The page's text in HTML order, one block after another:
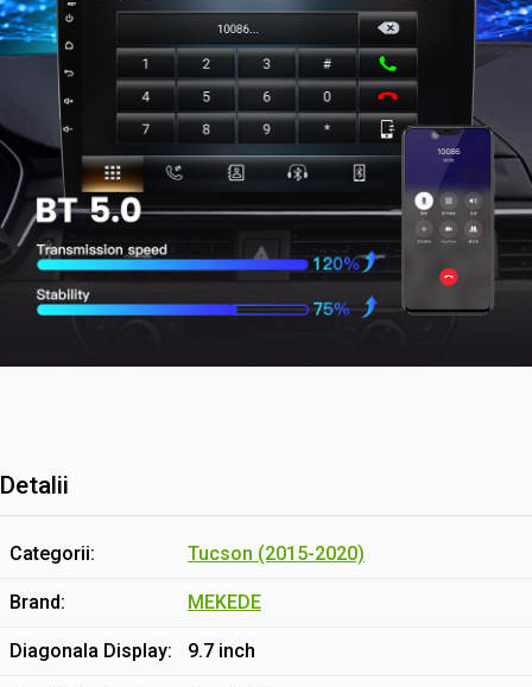
Detalii
Categorii Tucson (2015-2020)
Brand MEKEDE
Diagonala Display 9.7 inch